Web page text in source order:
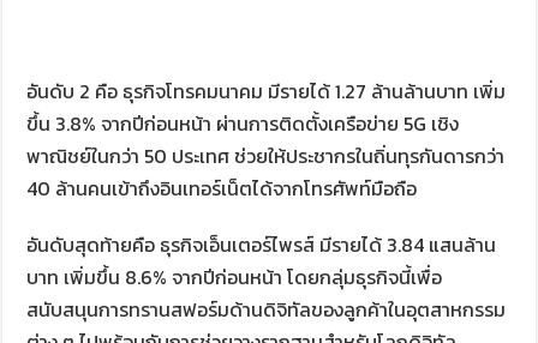
อันดับ 2 คือ ธุรกิจโทรคมนาคม มีรายได้ 1.27 ล้านล้านบาท เพิ่ม
ขึ้น 3.8% จากปีก่อนหน้า ผ่านการติดตั้งเครือข่าย 5G เชิง
พาณิชย์ในกว่า 50 ประเทศ ช่วยให้ประชากรในถิ่นทุรกันดารกว่า
40 ล้านคนเข้าถึงอินเทอร์เน็ตได้จากโทรศัพท์มือถือ
อันดับสุดท้ายคือ ธุรกิจเอ็นเตอร์ไพรส์ มีรายได้ 3.84 แสนล้าน
บาท เพิ่มขึ้น 8.6% จากปีก่อนหน้า โดยกลุ่มธุรกิจนี้เพื่อ
สนับสนุนการทรานสฟอร์มด้านดิจิทัลของลูกค้าในอุตสาหกรรม